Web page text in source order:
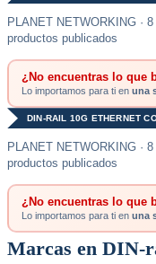
PLANET NETWORKING · 8
productos publicados
¿No encuentras lo que
Lo importamos para ti en una
DIN-RAIL 10G ETHERNET
PLANET NETWORKING · 8
productos publicados
¿No encuentras lo que
Lo importamos para ti en una
Marcas en DIN-